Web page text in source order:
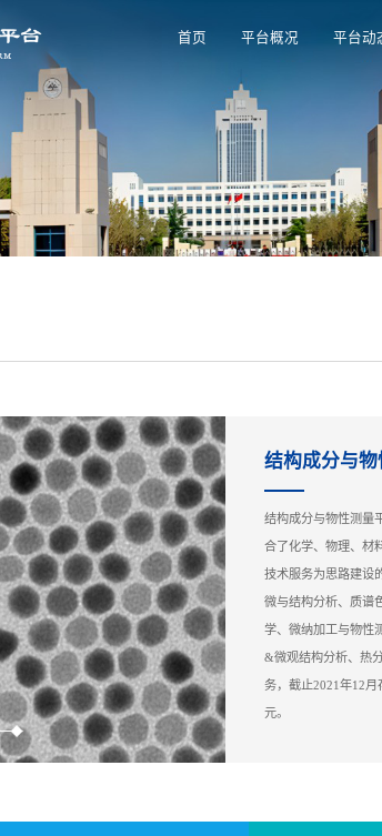
首页 平台概况 平台动
结构成分与
结构成分与物性测量
合了化学、物理、材
技术服务为思路建设
微与结构分析、质谱
学、微纳加工与物性
&微观结构分析、热
务，截止2021年12
元。